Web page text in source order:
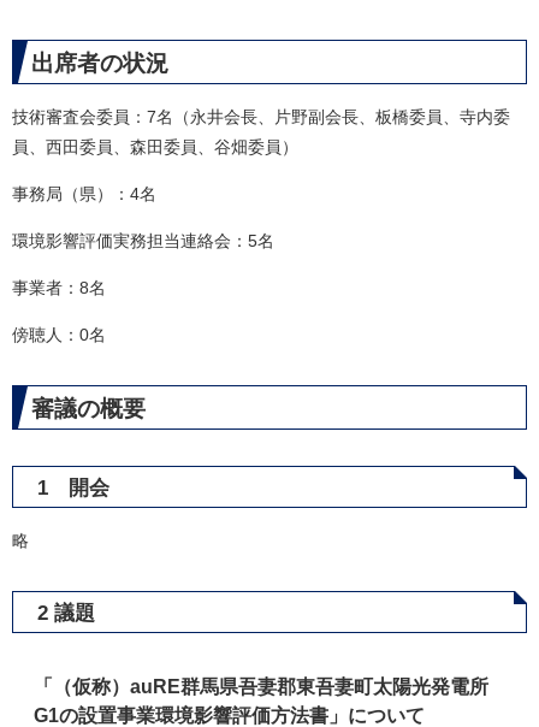
出席者の状況
技術審査会委員：7名（永井会長、片野副会長、板橋委員、寺内委
員、西田委員、森田委員、谷畑委員）
事務局（県）：4名
環境影響評価実務担当連絡会：5名
事業者：8名
傍聴人：0名
審議の概要
1 開会
略
2 議題
「（仮称）auRE群馬県吾妻郡東吾妻町太陽光発電所
G1の設置事業環境影響評価方法書」について